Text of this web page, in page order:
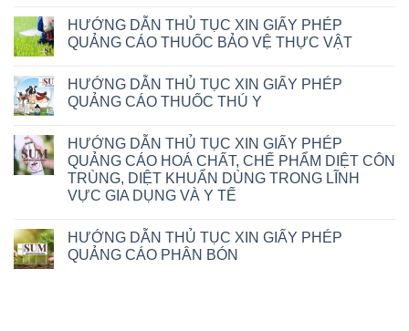
HƯỚNG DẪN THỦ TỤC XIN GIẤY PHÉP
QUẢNG CÁO THUỐC BẢO VỆ THỰC VẬT
HƯỚNG DẪN THỦ TỤC XIN GIẤY PHÉP
QUẢNG CÁO THUỐC THÚ Y
HƯỚNG DẪN THỦ TỤC XIN GIẤY PHÉP
QUẢNG CÁO HOÁ CHẤT, CHẾ PHẨM DIỆT CÔN
TRÙNG, DIỆT KHUẨN DÙNG TRONG LĨNH
VỰC GIA DỤNG VÀ Y TẾ
HƯỚNG DẪN THỦ TỤC XIN GIẤY PHÉP
QUẢNG CÁO PHÂN BÓN